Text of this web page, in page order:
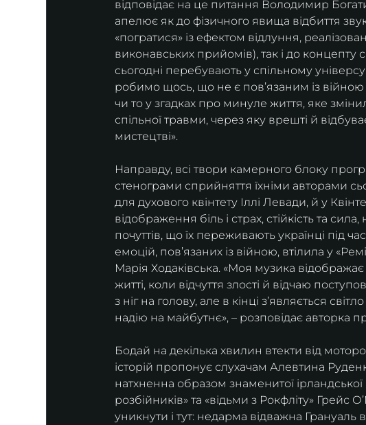
відповідає на це питання Володимир
апелює як до фізичного явища відбиття
«погратися» із ефектом відлуння,
виконавських прийомів), так і до концепту
сьогодні перебувають у спільному
робимо щось, що не є пов’язаним із
чи то у згадках про минуле життя, яке
спільної травми, через яку врешті й
мистецтві».
Направду, всі твори камерного блоку
стенограми сприйняття їхніми авторами
для духового квінтету Іллі Левади, й у
відображення біль і страх, стійкість та
почуттів, що їх переживають українці під
емоцій, пов’язаних із війною, втілила у
Марія Ходаківська. «Моя музика
житті, коли відчуття злості й відчаю
з ніг на голову, але в кінці з’являється
надію на майбутнє», – розповідає авторка
Бодай на декілька хвилин втекти від
історій пропонує слухачам Алевтина
натхненна образом знаменитої
розбійників» та «відьми з Рокфліту» Грейс
уникнути і тут: недарма відважна